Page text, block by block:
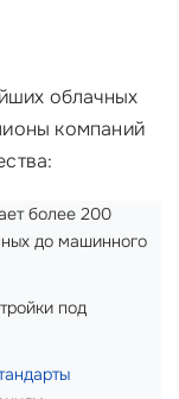
облачных
компаний
более 200
до машинного
под